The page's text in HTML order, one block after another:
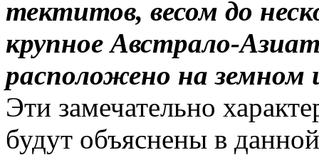
тектитов, весом до
крупное Австрало-
расположено на земном
Эти замечательно
будут объяснены в